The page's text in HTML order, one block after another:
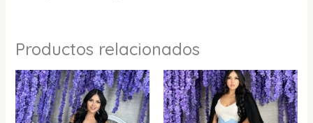
Productos relacionados